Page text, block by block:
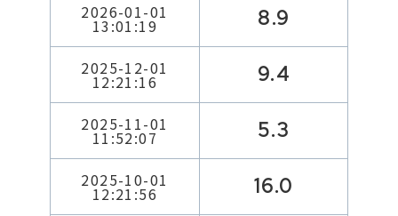
2026-01-01
13:01:19 8.9
2025-12-01
12:21:16 9.4
2025-11-01
11:52:07 5.3
2025-10-01
12:21:56 16.0